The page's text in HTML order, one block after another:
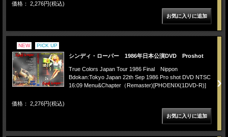
価格： 2,276円(税込)
NEW PICK UP
シンディ・ローパー 1986年日本公演DVD Proshot
True Colors Japan Tour 1986 Final Nippon
Bdokan:Tokyo Japan 22th Sep 1986 Pro shot DVD NTSC
16:09 Menu&Chapter（Remaster)[PHOENIX(1DVD-R)]
価格： 2,276円(税込)